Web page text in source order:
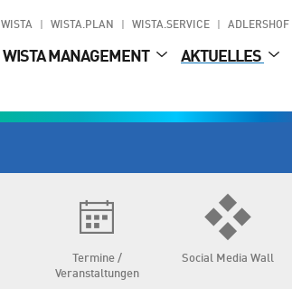
WISTA WISTA.PLAN WISTA.SERVICE ADLERSHOF
WISTA MANAGEMENT AKTUELLES
Termine /
Veranstaltungen
Social Media Wall